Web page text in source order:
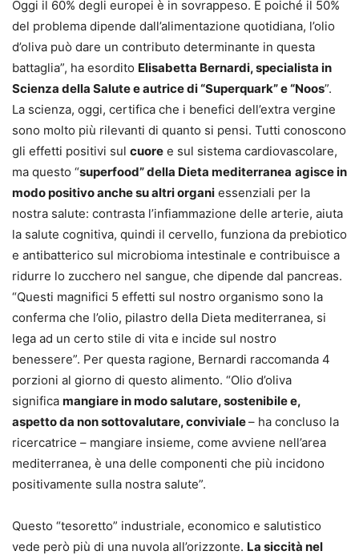
Oggi il 60% degli europei è in sovrappeso. E poiché il 50%
del problema dipende dall’alimentazione quotidiana, l’olio
d’oliva può dare un contributo determinante in questa
battaglia”, ha esordito Elisabetta Bernardi, specialista in
Scienza della Salute e autrice di “Superquark” e “Noos”.
La scienza, oggi, certifica che i benefici dell’extra vergine
sono molto più rilevanti di quanto si pensi. Tutti conoscono
gli effetti positivi sul cuore e sul sistema cardiovascolare,
ma questo “superfood” della Dieta mediterranea agisce in
modo positivo anche su altri organi essenziali per la
nostra salute: contrasta l’infiammazione delle arterie, aiuta
la salute cognitiva, quindi il cervello, funziona da prebiotico
e antibatterico sul microbioma intestinale e contribuisce a
ridurre lo zucchero nel sangue, che dipende dal pancreas.
“Questi magnifici 5 effetti sul nostro organismo sono la
conferma che l’olio, pilastro della Dieta mediterranea, si
lega ad un certo stile di vita e incide sul nostro
benessere”. Per questa ragione, Bernardi raccomanda 4
porzioni al giorno di questo alimento. “Olio d’oliva
significa mangiare in modo salutare, sostenibile e,
aspetto da non sottovalutare, conviviale– ha concluso la
ricercatrice – mangiare insieme, come avviene nell’area
mediterranea, è una delle componenti che più incidono
positivamente sulla nostra salute”.
Questo “tesoretto” industriale, economico e salutistico
vede però più di una nuvola all’orizzonte. La siccità nel